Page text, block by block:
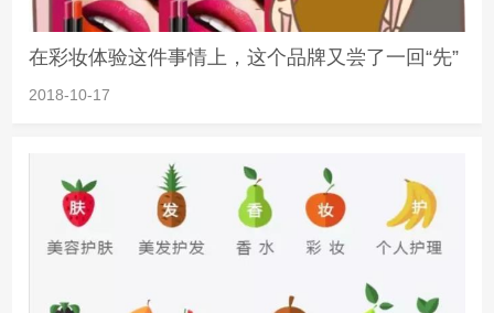
在彩妆体验这件事情上，这个品牌又尝了一回“先”
2018-10-17